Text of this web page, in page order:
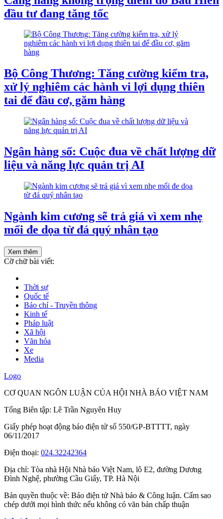
đầu tư đang tăng tốc
Bộ Công Thương: Tăng cường kiểm tra,
xử lý nghiêm các hành vi lợi dụng thiên
tai để đầu cơ, găm hàng
Ngân hàng số: Cuộc đua về chất lượng dữ
liệu và năng lực quản trị AI
Ngành kim cương sẽ trả giá vì xem nhẹ
mối đe dọa từ đá quý nhân tạo
Xem thêm
Cỡ chữ bài viết:
Thời sự
Quốc tế
Báo chí - Truyền thông
Kinh tế
Pháp luật
Xã hội
Văn hóa
Xe
Media
Logo
CƠ QUAN NGÔN LUẬN CỦA HỘI NHÀ BÁO VIỆT NAM
Tổng Biên tập: Lê Trần Nguyên Huy
Giấy phép hoạt động báo điện tử số 550/GP-BTTTT, ngày
06/11/2017
Điện thoại: 024.32242364
Địa chỉ: Tòa nhà Hội Nhà báo Việt Nam, lô E2, đường Dương
Đình Nghệ, phường Cầu Giấy, TP. Hà Nội
Bản quyền thuộc về: Báo điện tử Nhà báo & Công luận. Cấm sao
chép dưới mọi hình thức nếu không có văn bản chấp thuận